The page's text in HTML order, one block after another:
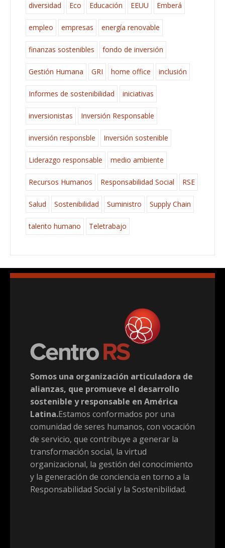
diversidad Eco Educación EEUU Emberá
empleo empresas energía renovable
finanzas sostenibles fondo de inversión
Gestión Humana GRI home office inclusión
Informes de sostenibilidad iniciativas
inversionistas Inversión Responsable
inversión responsble Inversión sostenible
Liderazgo responsable medio ambiente
Recursos Humanos Responsabilidad Social RSE
Salud Sostenibilidad Suministro Supply Chain
talento humano Teletrabajo
Somos una organización articuladora de
alianzas, que promueve el desarrollo
sostenible y responsable en América
Latina.Estamos conformados por una
comunidad de seres humanos, con vocación
de servicio, que contribuye a generar la
transformación social, la virtud
organizacional, la gestión del conocimiento
y la generación de conciencia en torno a la
Responsabilidad Social y la Sostenibilidad.